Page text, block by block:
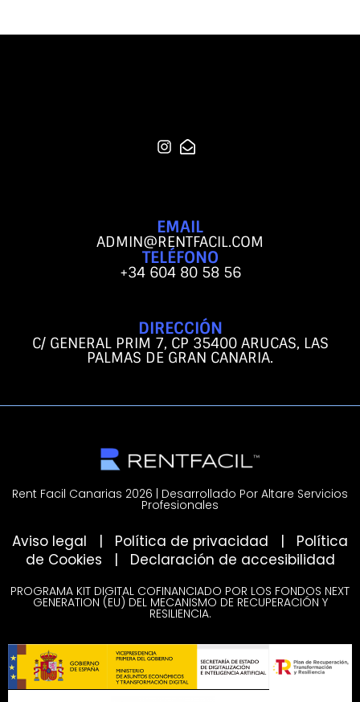
EMAIL
ADMIN@RENTFACIL.COM
TELÉFONO
+34 604 80 58 56
DIRECCIÓN
C/ GENERAL PRIM 7, CP 35400 ARUCAS, LAS
PALMAS DE GRAN CANARIA.
Rent Facil Canarias 2026 | Desarrollado Por Altare Servicios
Profesionales
Aviso legal | Política de privacidad |
Política
de Cookies
| Declaración de accesibilidad
PROGRAMA KIT DIGITAL COFINANCIADO POR LOS FONDOS NEXT
GENERATION (EU) DEL MECANISMO DE RECUPERACIÓN Y
RESILIENCIA.